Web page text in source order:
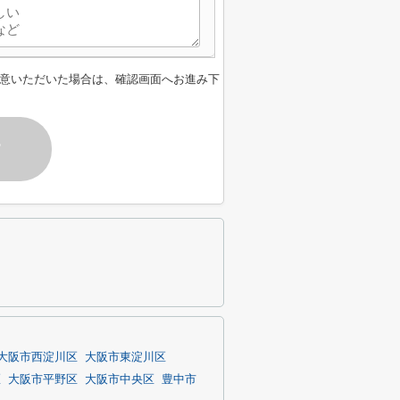
いただいた場合は、確認画面へお進み下
阪市西淀川区
大阪市東淀川区
大阪市平野区 大阪市中央区 豊中市